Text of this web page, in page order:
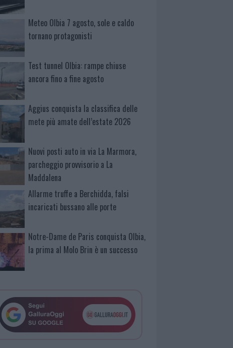
Meteo Olbia 7 agosto, sole e caldo
tornano protagonisti
Test tunnel Olbia: rampe chiuse
ancora fino a fine agosto
Aggius conquista la classifica delle
mete più amate dell’estate 2026
Nuovi posti auto in via La Marmora,
parcheggio provvisorio a La
Maddalena
Allarme truffe a Berchidda, falsi
incaricati bussano alle porte
Notre-Dame de Paris conquista Olbia,
la prima al Molo Brin è un successo